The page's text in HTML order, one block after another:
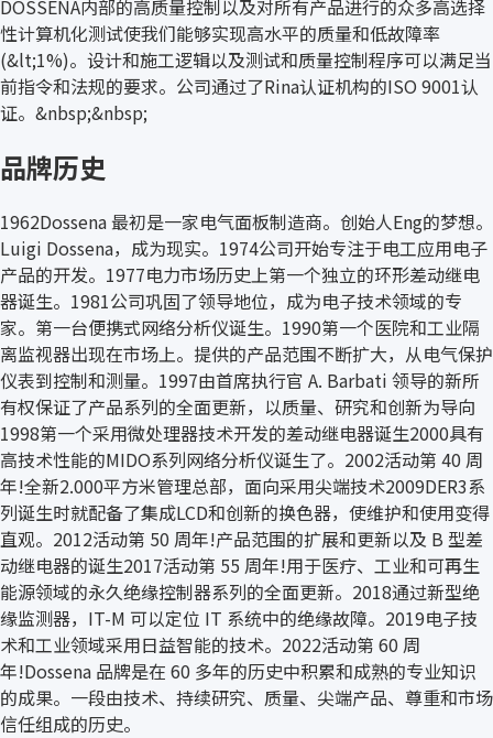
DOSSENA内部的高质量控制以及对所有产品进行的众多高选择
性计算机化测试使我们能够实现高水平的质量和低故障率
(&lt;1%)。设计和施工逻辑以及测试和质量控制程序可以满足当
前指令和法规的要求。公司通过了Rina认证机构的ISO 9001认
证。&nbsp;&nbsp;
品牌历史
1962Dossena 最初是一家电气面板制造商。创始人Eng的梦想。
Luigi Dossena，成为现实。1974公司开始专注于电工应用电子
产品的开发。1977电力市场历史上第一个独立的环形差动继电
器诞生。1981公司巩固了领导地位，成为电子技术领域的专
家。第一台便携式网络分析仪诞生。1990第一个医院和工业隔
离监视器出现在市场上。提供的产品范围不断扩大，从电气保护
仪表到控制和测量。1997由首席执行官 A. Barbati 领导的新所
有权保证了产品系列的全面更新，以质量、研究和创新为导向
1998第一个采用微处理器技术开发的差动继电器诞生2000具有
高技术性能的MIDO系列网络分析仪诞生了。2002活动第 40 周
年!全新2.000平方米管理总部，面向采用尖端技术2009DER3系
列诞生时就配备了集成LCD和创新的换色器，使维护和使用变得
直观。2012活动第 50 周年!产品范围的扩展和更新以及 B 型差
动继电器的诞生2017活动第 55 周年!用于医疗、工业和可再生
能源领域的永久绝缘控制器系列的全面更新。2018通过新型绝
缘监测器，IT-M 可以定位 IT 系统中的绝缘故障。2019电子技
术和工业领域采用日益智能的技术。2022活动第 60 周
年!Dossena 品牌是在 60 多年的历史中积累和成熟的专业知识
的成果。一段由技术、持续研究、质量、尖端产品、尊重和市场
信任组成的历史。